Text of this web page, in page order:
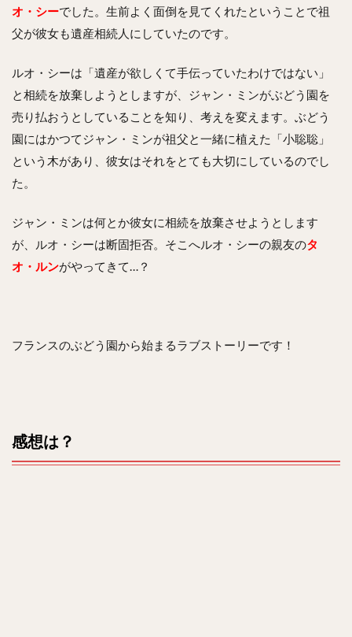
オ・シーでした。生前よく面倒を見てくれたということで祖
父が彼女も遺産相続人にしていたのです。
ルオ・シーは「遺産が欲しくて手伝っていたわけではない」
と相続を放棄しようとしますが、ジャン・ミンがぶどう園を
売り払おうとしていることを知り、考えを変えます。ぶどう
園にはかつてジャン・ミンが祖父と一緒に植えた「小聡聡」
という木があり、彼女はそれをとても大切にしているのでし
た。
ジャン・ミンは何とか彼女に相続を放棄させようとします
が、ルオ・シーは断固拒否。そこへルオ・シーの親友のタ
オ・ルンがやってきて…？
フランスのぶどう園から始まるラブストーリーです！
感想は？